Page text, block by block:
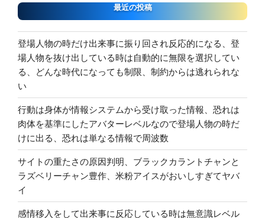
最近の投稿
登場人物の時だけ出来事に振り回され反応的になる、登
場人物を抜け出している時は自動的に無限を選択してい
る、どんな時代になっても制限、制約からは逃れられな
い
行動は身体が情報システムから受け取った情報、恐れは
肉体を基準にしたアバターレベルなので登場人物の時だ
けに出る、恐れは単なる情報で周波数
サイトの重たさの原因判明、ブラックカラントチャンと
ラズベリーチャン豊作、米粉アイスがおいしすぎてヤバ
イ
感情移入をして出来事に反応している時は無意識レベル